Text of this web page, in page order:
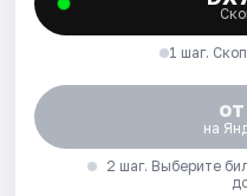
1 шаг.
на
2 шаг. Выберите